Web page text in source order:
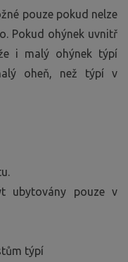
pouze pokud nelze
Pokud ohýnek uvnitř
i malý ohýnek týpí
oheň, než týpí v
ubytovány pouze v
týpí